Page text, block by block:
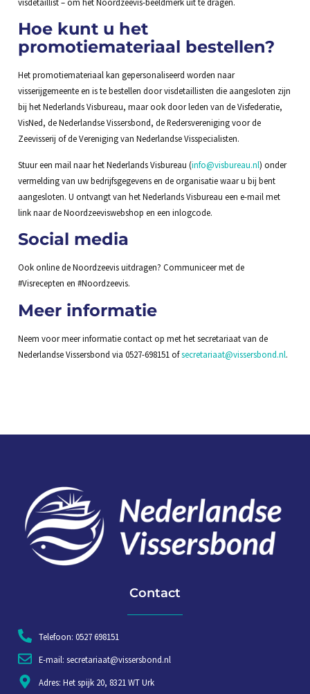
Hoe kunt u het
promotiemateriaal bestellen?
Het promotiemateriaal kan gepersonaliseerd worden naar
visserijgemeente en is te bestellen door visdetaillisten die aangesloten zijn
bij het Nederlands Visbureau, maar ook door leden van de Visfederatie,
VisNed, de Nederlandse Vissersbond, de Redersvereniging voor de
Zeevisserij of de Vereniging van Nederlandse Visspecialisten.
Stuur een mail naar het Nederlands Visbureau (info@visbureau.nl) onder
vermelding van uw bedrijfsgegevens en de organisatie waar u bij bent
aangesloten. U ontvangt van het Nederlands Visbureau een e-mail met
link naar de Noordzeeviswebshop en een inlogcode.
Social media
Ook online de Noordzeevis uitdragen? Communiceer met de
#Visrecepten en #Noordzeevis.
Meer informatie
Neem voor meer informatie contact op met het secretariaat van de
Nederlandse Vissersbond via 0527-698151 ofsecretariaat@vissersbond.nl.
Contact
Telefoon: 0527 698151
E-mail: secretariaat@vissersbond.nl
Adres: Het spijk 20, 8321 WT Urk